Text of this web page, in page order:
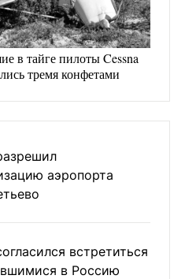
в тайге пилоты Cessna
тремя конфетами
аэропорта
встретиться
в Россию